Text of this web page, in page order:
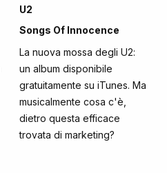
U2
Songs Of Innocence
La nuova mossa degli U2:
un album disponibile
gratuitamente su iTunes. Ma
musicalmente cosa c'è,
dietro questa efficace
trovata di marketing?